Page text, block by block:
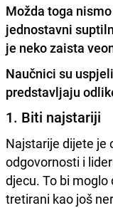
Možda toga
jednostavni
je neko zaista
Naučnici su
predstavljaju
1. Biti najstariji
Najstarije dijete je
odgovornosti i
djecu. To bi moglo
tretirani kao još